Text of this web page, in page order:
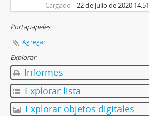
Cargado 22 de julio de 2020 14:51
Portapapeles
Agregar
Explorar
Informes
Explorar lista
Explorar objetos digitales